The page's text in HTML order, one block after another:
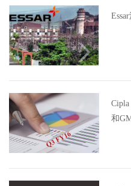
Cipla
和